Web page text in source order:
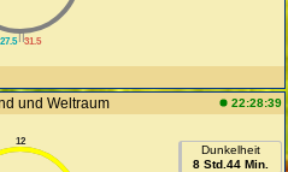
||
27.5 31.5
und Weltraum 22:28:39
12
Dunkelheit
8 Std.44 Min.